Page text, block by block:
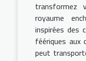
transformez
royaume
inspirées des
féériques aux
peut